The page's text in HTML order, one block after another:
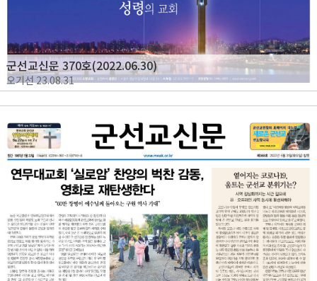
군선교신문 370호(2022.06.30)
오기선23.08.31